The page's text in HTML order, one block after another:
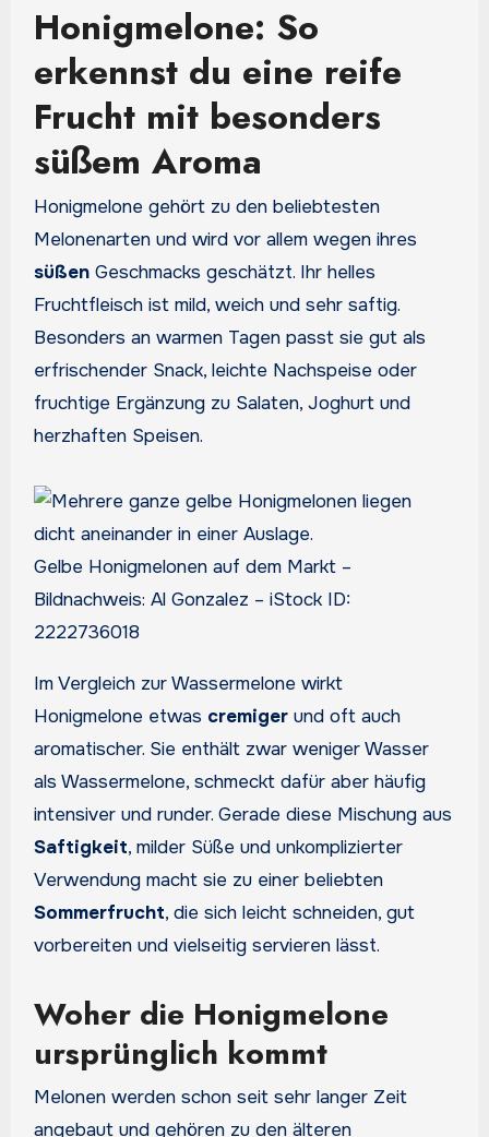
Honigmelone: So
erkennst du eine reife
Frucht mit besonders
süßem Aroma
Honigmelone gehört zu den beliebtesten
Melonenarten und wird vor allem wegen ihres
süßenGeschmacks geschätzt. Ihr helles
Fruchtfleisch ist mild, weich und sehr saftig.
Besonders an warmen Tagen passt sie gut als
erfrischender Snack, leichte Nachspeise oder
fruchtige Ergänzung zu Salaten, Joghurt und
herzhaften Speisen.
Gelbe Honigmelonen auf dem Markt –
Bildnachweis: Al Gonzalez – iStock ID:
2222736018
Im Vergleich zur Wassermelone wirkt
Honigmelone etwas cremigerund oft auch
aromatischer. Sie enthält zwar weniger Wasser
als Wassermelone, schmeckt dafür aber häufig
intensiver und runder. Gerade diese Mischung aus
Saftigkeit, milder Süße und unkomplizierter
Verwendung macht sie zu einer beliebten
Sommerfrucht, die sich leicht schneiden, gut
vorbereiten und vielseitig servieren lässt.
Woher die Honigmelone
ursprünglich kommt
Melonen werden schon seit sehr langer Zeit
angebaut und gehören zu den älteren